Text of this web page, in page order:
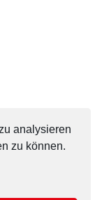
analysieren
zu können.